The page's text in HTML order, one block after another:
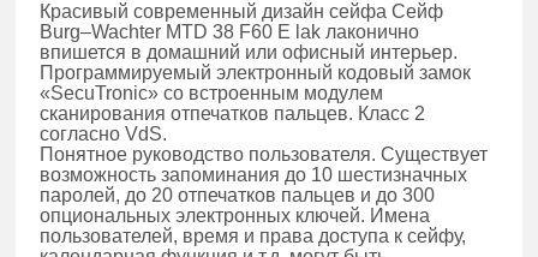
Красивый современный дизайн сейфа Сейф
Burg–Wachter MTD 38 F60 E lak лаконично
впишется в домашний или офисный интерьер.
Программируемый электронный кодовый замок
«SecuTronic» со встроенным модулем
сканирования отпечатков пальцев. Класс 2
согласно VdS.
Понятное руководство пользователя. Существует
возможность запоминания до 10 шестизначных
паролей, до 20 отпечатков пальцев и до 300
опциональных электронных ключей. Имена
пользователей, время и права доступа к сейфу,